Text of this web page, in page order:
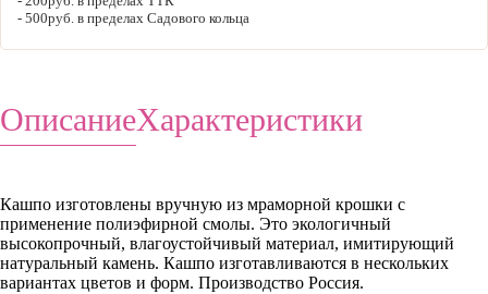
500руб. в пределах Садового кольца
ОписаниеХарактеристики
Кашпо изготовлены вручную из мраморной крошки с
применение полиэфирной смолы. Это экологичный
высокопрочный, влагоустойчивый материал, имитирующий
натуральный камень. Кашпо изготавливаются в нескольких
вариантах цветов и форм. Производство Россия.